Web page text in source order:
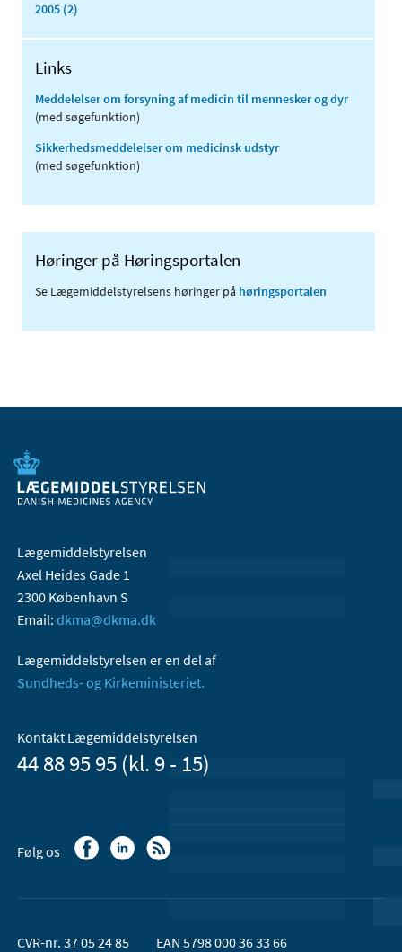
2005 (2)
Links
Meddelelser om forsyning af medicin til mennesker og dyr
(med søgefunktion)
Sikkerhedsmeddelelser om medicinsk udstyr
(med søgefunktion)
Høringer på Høringsportalen
Se Lægemiddelstyrelsens høringer på høringsportalen
Lægemiddelstyrelsen
Axel Heides Gade 1
2300 København S
Email: dkma@dkma.dk
Lægemiddelstyrelsen er en del af
Sundheds- og Kirkeministeriet.
Kontakt Lægemiddelstyrelsen
44 88 95 95 (kl. 9 - 15)
Følg os
CVR-nr. 37 05 24 85 EAN 5798 000 36 33 66